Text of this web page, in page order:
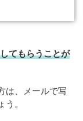
てもらうことが
は、メールで写
。